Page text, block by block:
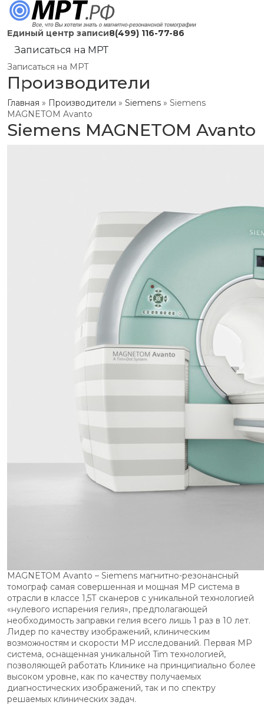
Единый центр записи8(499) 116-77-86
Записаться на МРТ
Записаться на МРТ
Производители
Главная » Производители » Siemens » Siemens
MAGNETOM Avanto
Siemens MAGNETOM Avanto
MAGNETOM Avanto – Siemens магнитно-резонансный
томограф самая совершенная и мощная МР система в
отрасли в классе 1,5Т сканеров с уникальной технологией
«нулевого испарения гелия», предполагающей
необходимость заправки гелия всего лишь 1 раз в 10 лет.
Лидер по качеству изображений, клиническим
возможностям и скорости МР исследований. Первая МР
система, оснащенная уникальной Tim технологией,
позволяющей работать Клинике на принципиально более
высоком уровне, как по качеству получаемых
диагностических изображений, так и по спектру
решаемых клинических задач.